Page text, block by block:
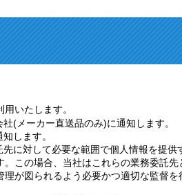
いたします。
(メーカー直送品のみ)に通知します。
します。
に対して必要な範囲で個人情報を提供
この場合、当社はこれらの業務委託先
が図られるよう必要かつ適切な監督を